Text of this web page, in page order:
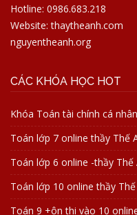
Hotline: 0986.683.218
Website: thaytheanh.com
nguyentheanh.org
CÁC KHÓA HỌC HOT
Khóa Toán tài chính cá
Toán lớp 7 online thầy Thế
Toán lớp 6 online -thầy Thế
Toán lớp 10 online thầy Thế
Toán 9 +ôn thi vào 10